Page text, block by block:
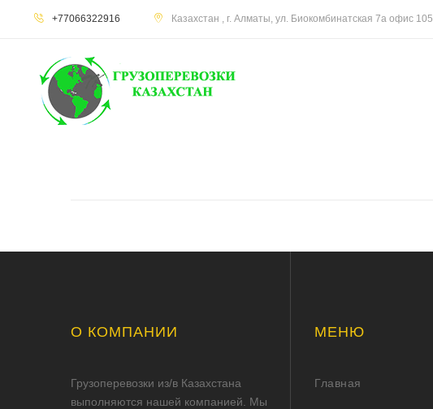
+77066322916 Казахстан , г. Алматы, ул. Биокомбинатская 7а офис 105
О КОМПАНИИ
Грузоперевозки из/в Казахстана
выполняются нашей компанией. Мы
МЕНЮ
Главная